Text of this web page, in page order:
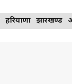
हरियाणा झारखण्ड